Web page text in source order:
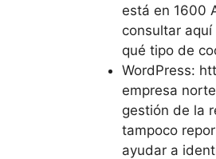
está en 1600
consultar
qué tipo de
WordPress:
empresa
gestión de la
tampoco
ayudar a